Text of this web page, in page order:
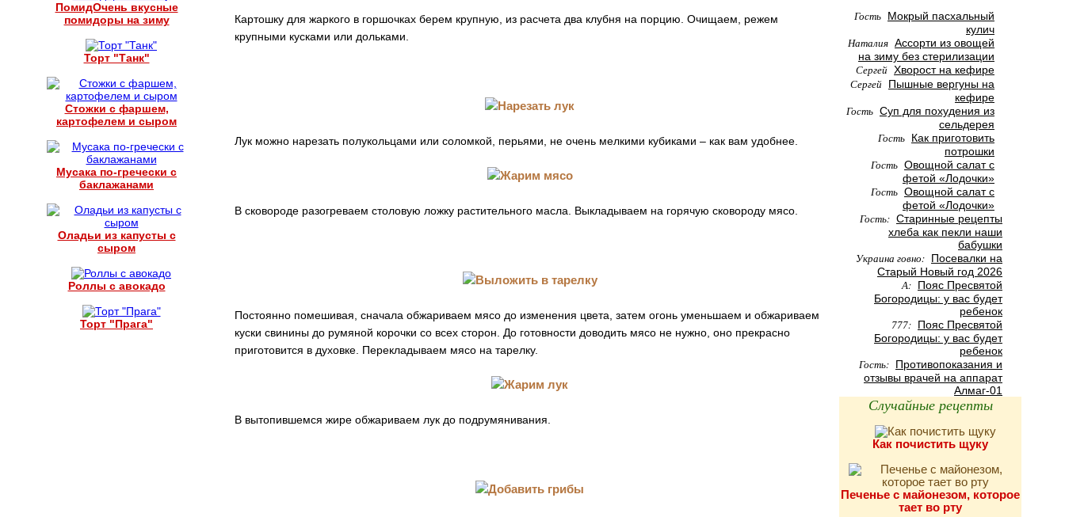
ПомидОчень вкусные
помидоры на зиму
Торт "Танк"
Стожки с фаршем,
картофелем и сыром
Мусака по-гречески с
баклажанами
Оладьи из капусты с
сыром
Роллы с авокадо
Торт "Прага"
Картошку для жаркого в горшочках берем крупную, из расчета два клубня на порцию. Очищаем, режем
крупными кусками или дольками.
Лук можно нарезать полукольцами или соломкой, перьями, не очень мелкими кубиками – как вам удобнее.
В сковороде разогреваем столовую ложку растительного масла. Выкладываем на горячую сковороду мясо.
Постоянно помешивая, сначала обжариваем мясо до изменения цвета, затем огонь уменьшаем и обжариваем
куски свинины до румяной корочки со всех сторон. До готовности доводить мясо не нужно, оно прекрасно
приготовится в духовке. Перекладываем мясо на тарелку.
В вытопившемся жире обжариваем лук до подрумянивания.
Гость Мокрый пасхальный
кулич
Наталия Ассорти из овощей
на зиму без стерилизации
Сергей Хворост на кефире
Сергей Пышные вергуны на
кефире
Гость Суп для похудения из
сельдерея
Гость Как приготовить
потрошки
Гость Овощной салат с
фетой «Лодочки»
Гость Овощной салат с
фетой «Лодочки»
Гость: Старинные рецепты
хлеба как пекли наши
бабушки
Украина говно: Посевалки на
Старый Новый год 2026
А: Пояс Пресвятой
Богородицы: у вас будет
ребенок
777: Пояс Пресвятой
Богородицы: у вас будет
ребенок
Гость: Противопоказания и
отзывы врачей на аппарат
Алмаг-01
Случайные рецепты
Как почистить щуку
Печенье с майонезом, которое
тает во рту